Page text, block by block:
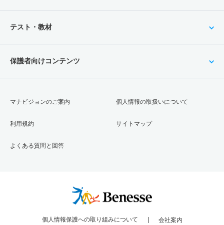
テスト・教材
保護者向けコンテンツ
マナビジョンのご案内
利用規約
よくある質問と回答
個人情報の取扱いについて
サイトマップ
個人情報保護への取り組みについて 会社案内